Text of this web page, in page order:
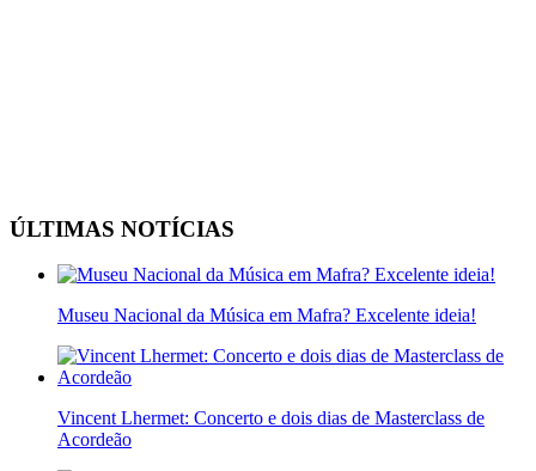
ÚLTIMAS NOTÍCIAS
Museu Nacional da Música em Mafra? Excelente ideia!
Vincent Lhermet: Concerto e dois dias de Masterclass de
Acordeão